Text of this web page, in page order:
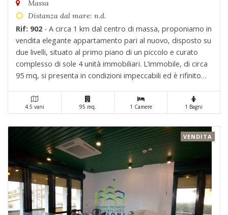
Massa
Distanza dal mare: n.d.
Rif: 902 - A circa 1 km dal centro di massa, proponiamo in
vendita elegante appartamento pari al nuovo, disposto su
due livelli, situato al primo piano di un piccolo e curato
complesso di sole 4 unità immobiliari. L’immobile, di circa
95 mq, si presenta in condizioni impeccabili ed è rifinito
e funzionali. C. . .
4.5 vani 95 mq. 1 Camere 1 Bagni
VENDITA